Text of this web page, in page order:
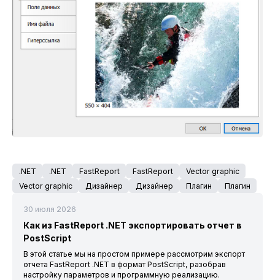
.NET .NET FastReport FastReport
Vector graphic
Vector graphic
Дизайнер Дизайнер Плагин Плагин
30 июля 2026
Как из FastReport .NET экспортировать отчет в
PostScript
В этой статье мы на простом примере рассмотрим экспорт
отчета FastReport .NET в формат PostScript, разобрав
настройку параметров и программную реализацию.